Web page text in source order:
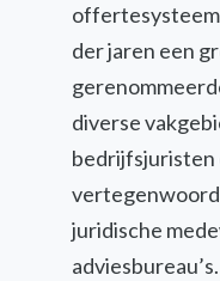
der jaren een
diverse
bedrijfsjuristen
juridische